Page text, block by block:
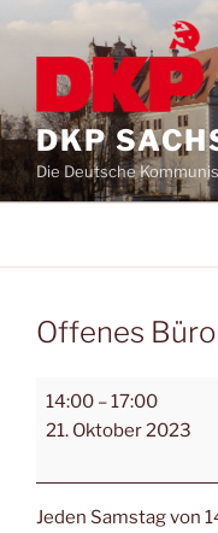
DKP
Die Deutsche
Offenes
14:00 –17:00
21. Oktober 2023
Jeden Samstag von